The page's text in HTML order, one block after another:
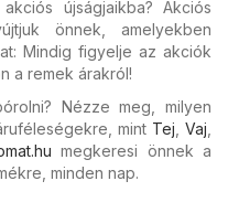
újságjaikba? Akciós
önnek, amelyekben
Mindig figyelje az akciók
a remek árakról!
Nézze meg, milyen
mint Tej Vaj
megkeresi önnek a
minden nap.